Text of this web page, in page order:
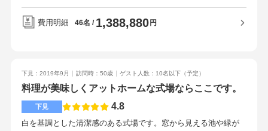
ェスタイルと単品とで分けた分、種類も豊富で楽しめました。
国道が近い。とても良かったです！・雨天時は、隣接している
費用明細 46名 1,388,880円
下見：2019年9月 訪問時：50歳 ゲスト人数：10名以下 （予定）
料理が美味しくアットホームな式場ならここです。
下見 4.8
白を基調とした清潔感のある式場です。窓から見える池や緑が